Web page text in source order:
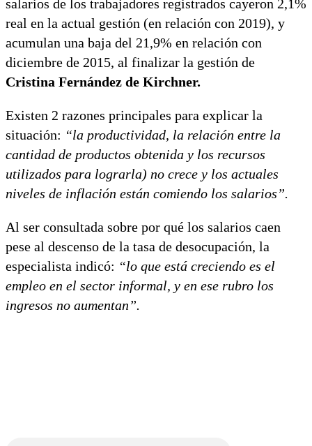
salarios de los trabajadores registrados cayeron 2,1%
real en la actual gestión (en relación con 2019), y
acumulan una baja del 21,9% en relación con
diciembre de 2015, al finalizar la gestión de
Cristina Fernández de Kirchner.
Existen 2 razones principales para explicar la
situación: “la productividad, la relación entre la
cantidad de productos obtenida y los recursos
utilizados para lograrla) no crece y los actuales
niveles de inflación están comiendo los salarios”.
Al ser consultada sobre por qué los salarios caen
pese al descenso de la tasa de desocupación, la
especialista indicó: “lo que está creciendo es el
empleo en el sector informal, y en ese rubro los
ingresos no aumentan”.